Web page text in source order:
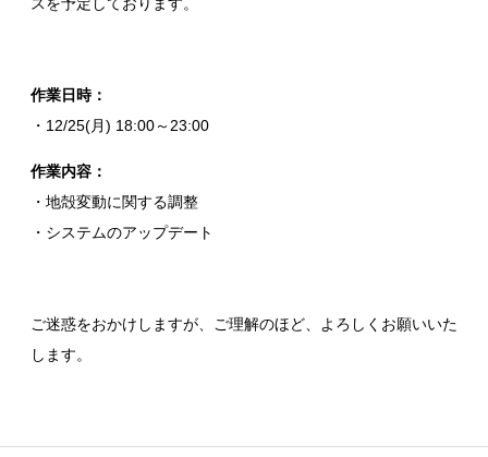
作業日時：
・12/25(月) 18:00～23:00
作業内容：
・地殻変動に関する調整
・システムのアップデート
ご迷惑をおかけしますが、ご理解のほど、よろしくお願いいた
します。